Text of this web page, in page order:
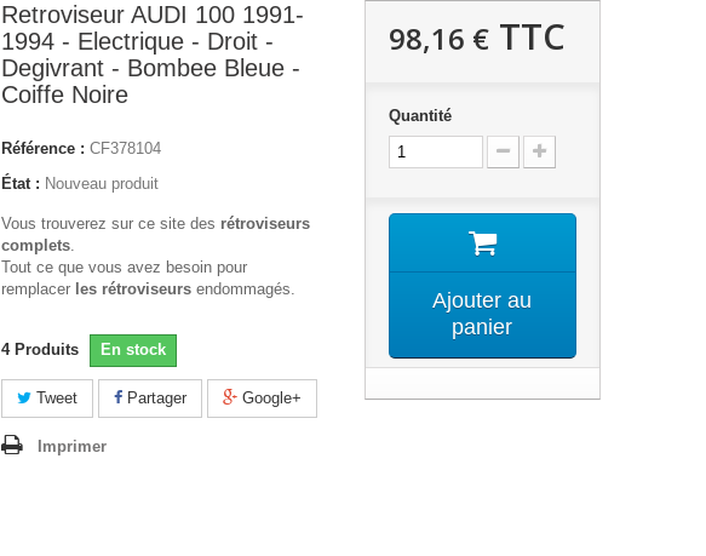
Retroviseur AUDI 100 1991-
1994 - Electrique - Droit -
Degivrant - Bombee Bleue -
Coiffe Noire
Référence : CF378104
État : Nouveau produit
Vous trouverez sur ce site des rétroviseurs
complets.
Tout ce que vous avez besoin pour
remplacer les rétroviseurs endommagés.
4 Produits En stock
Tweet Partager Google+
Imprimer
98,16 €TTC
Quantité
Ajouter au
panier